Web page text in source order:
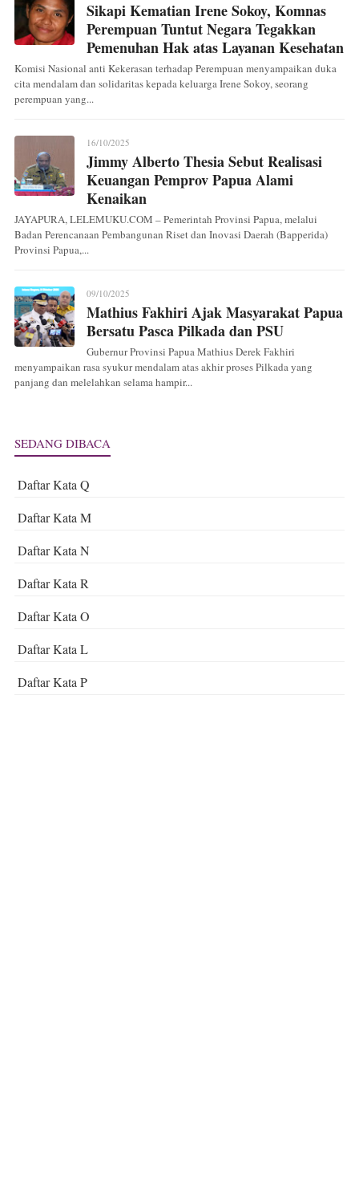
Sikapi Kematian Irene Sokoy, Komnas
Perempuan Tuntut Negara Tegakkan
Pemenuhan Hak atas Layanan Kesehatan
Komisi Nasional anti Kekerasan terhadap Perempuan menyampaikan duka
cita mendalam dan solidaritas kepada keluarga Irene Sokoy, seorang
perempuan yang...
16/10/2025
Jimmy Alberto Thesia Sebut Realisasi
Keuangan Pemprov Papua Alami
Kenaikan
JAYAPURA, LELEMUKU.COM – Pemerintah Provinsi Papua, melalui
Badan Perencanaan Pembangunan Riset dan Inovasi Daerah (Bapperida)
Provinsi Papua,...
09/10/2025
Mathius Fakhiri Ajak Masyarakat Papua
Bersatu Pasca Pilkada dan PSU
Gubernur Provinsi Papua Mathius Derek Fakhiri
menyampaikan rasa syukur mendalam atas akhir proses Pilkada yang
panjang dan melelahkan selama hampir...
SEDANG DIBACA
Daftar Kata Q
Daftar Kata M
Daftar Kata N
Daftar Kata R
Daftar Kata O
Daftar Kata L
Daftar Kata P